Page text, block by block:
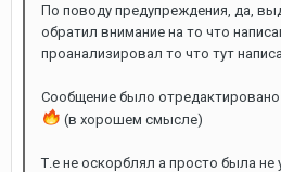
По поводу предупреждения, да,
обратил внимание на то что
проанализировал то что тут
Сообщение было
(в хорошем смысле)
Т.е не оскорблял а просто была не